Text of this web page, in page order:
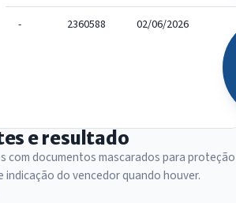
- 2360588 02/06/2026
e resultado
com documentos mascarados para proteção
indicação do vencedor quando houver.